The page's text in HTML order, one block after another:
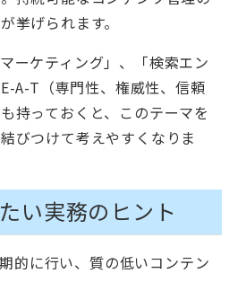
挙げられます。
ーケティング」、「検索エン
A-T（専門性、権威性、信頼
持っておくと、このテーマを
びつけて考えやすくなりま
い実務のヒント
的に行い、質の低いコンテン